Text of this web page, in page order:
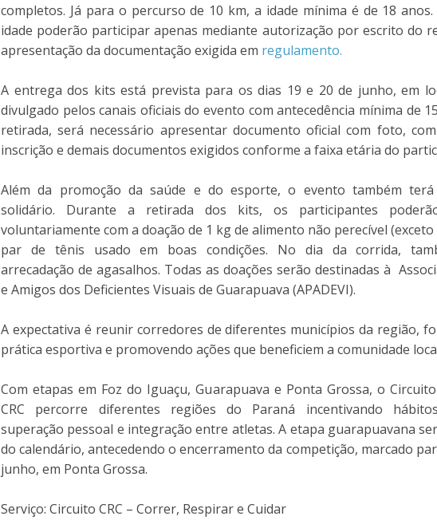
completos. Já para o percurso de 10 km, a idade mínima é de 18
idade poderão participar apenas mediante autorização por escrito do
apresentação da documentação exigida em regulamento.
A entrega dos kits está prevista para os dias 19 e 20 de junho, em
divulgado pelos canais oficiais do evento com antecedência mínima de
retirada, será necessário apresentar documento oficial com foto,
inscrição e demais documentos exigidos conforme a faixa etária do
Além da promoção da saúde e do esporte, o evento também
solidário. Durante a retirada dos kits, os participantes
voluntariamente com a doação de 1 kg de alimento não perecível
par de tênis usado em boas condições. No dia da corrida,
arrecadação de agasalhos. Todas as doações serão destinadas à
e Amigos dos Deficientes Visuais de Guarapuava (APADEVI).
A expectativa é reunir corredores de diferentes municípios da região,
prática esportiva e promovendo ações que beneficiem a comunidade
Com etapas em Foz do Iguaçu, Guarapuava e Ponta Grossa, o
CRC percorre diferentes regiões do Paraná incentivando
superação pessoal e integração entre atletas. A etapa guarapuavana
do calendário, antecedendo o encerramento da competição, marcado
junho, em Ponta Grossa.
Serviço: Circuito CRC – Correr, Respirar e Cuidar